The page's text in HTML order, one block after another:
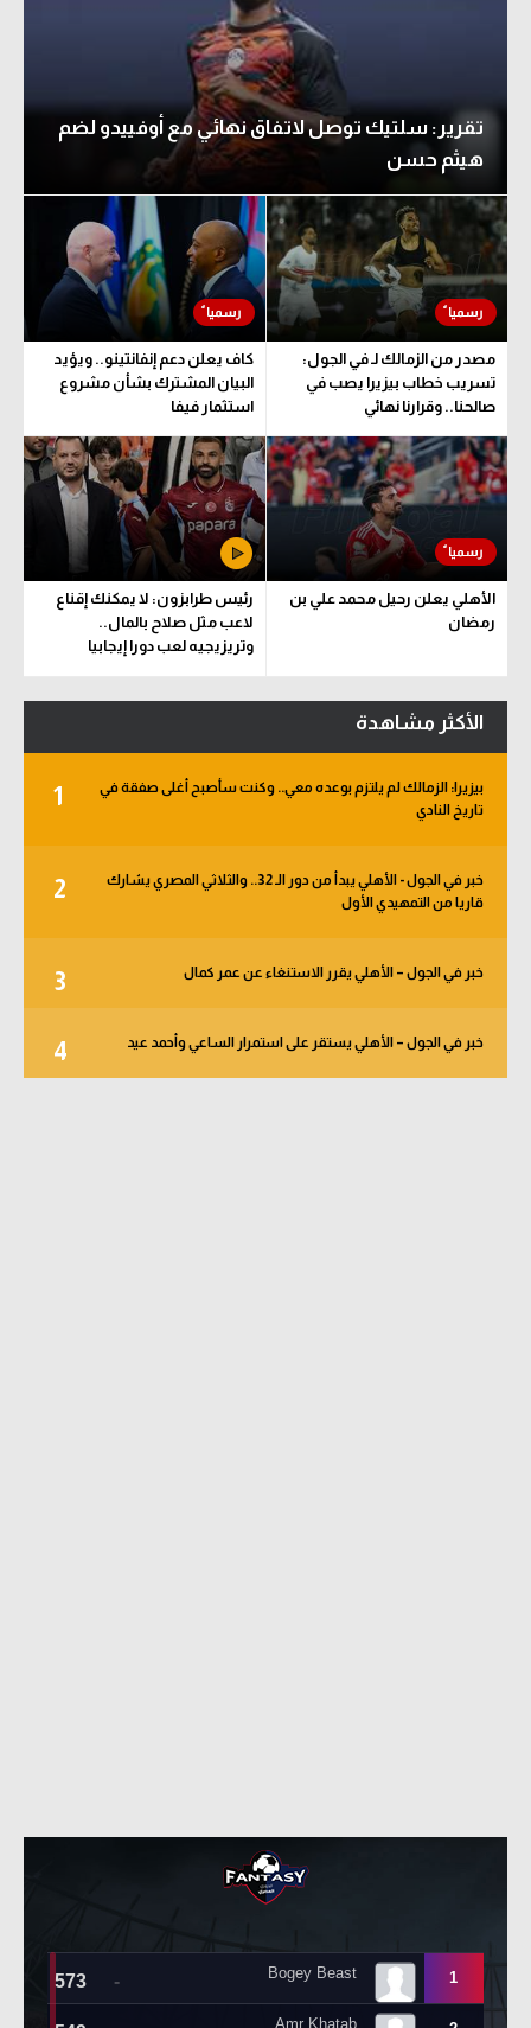
تقرير: سلتيك توصل لاتفاق نهائي مع أوفييدو لضم
هيثم حسن
مصدر من الزمالك لـ في الجول:
تسريب خطاب بيزيرا يصب في
صالحنا.. وقرارنا نهائي
كاف يعلن دعم إنفانتينو.. ويؤيد
البيان المشترك بشأن مشروع
استثمار فيفا
الأهلي يعلن رحيل محمد علي بن
رمضان
رئيس طرابزون: لا يمكنك إقناع
لاعب مثل صلاح بالمال..
وتريزيجيه لعب دورا إيجابيا
الأكثر مشاهدة
1
بيزيرا: الزمالك لم يلتزم بوعده معي.. وكنت سأصبح أغلى صفقة في
تاريخ النادي
2
خبر في الجول - الأهلي يبدأ من دور الـ 32.. والثلاثي المصري يشارك
قاريا من التمهيدي الأول
3 خبر في الجول – الأهلي يقرر الاستنغاء عن عمر كمال
4 خبر في الجول – الأهلي يستقر على استمرار الساعي وأحمد عيد